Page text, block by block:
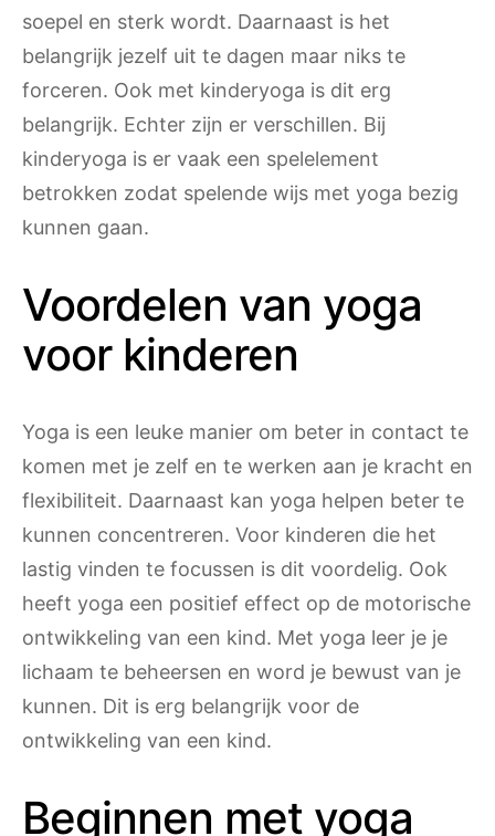
soepel en sterk wordt. Daarnaast is het
belangrijk jezelf uit te dagen maar niks te
forceren. Ook met kinderyoga is dit erg
belangrijk. Echter zijn er verschillen. Bij
kinderyoga is er vaak een spelelement
betrokken zodat spelende wijs met yoga bezig
kunnen gaan.
Voordelen van yoga
voor kinderen
Yoga is een leuke manier om beter in contact te
komen met je zelf en te werken aan je kracht en
flexibiliteit. Daarnaast kan yoga helpen beter te
kunnen concentreren. Voor kinderen die het
lastig vinden te focussen is dit voordelig. Ook
heeft yoga een positief effect op de motorische
ontwikkeling van een kind. Met yoga leer je je
lichaam te beheersen en word je bewust van je
kunnen. Dit is erg belangrijk voor de
ontwikkeling van een kind.
Beginnen met yoga